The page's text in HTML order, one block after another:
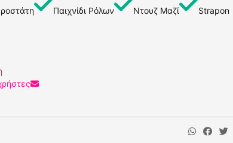
Παιχνίδι Ρόλων Ντουζ Μαζί Strapon